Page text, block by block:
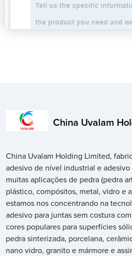
China Uvalam
China Uvalam Holding Limited,
adesivo de nível industrial e
muitas aplicações de pedra (pedra
plástico, compósitos, metal, vidro e
estamos nos concentrando na
adesivo para juntas sem costura
cores populares para superfícies
pedra sinterizada, porcelana,
nano vidro, granito e mármore e